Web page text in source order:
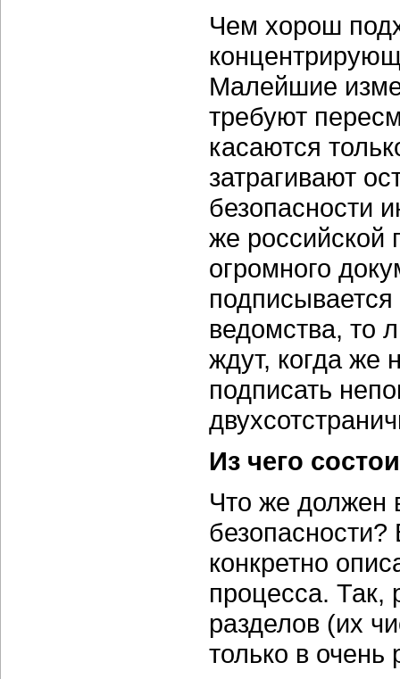
Чем хорош
Малейшие
требуют
касаются
затрагивают
безопасности
же российской
огромного
ведомства, то
ждут, когда же
подписать
Из чего
Что же должен
конкретно
процесса. Так,
разделов (их
только в очень